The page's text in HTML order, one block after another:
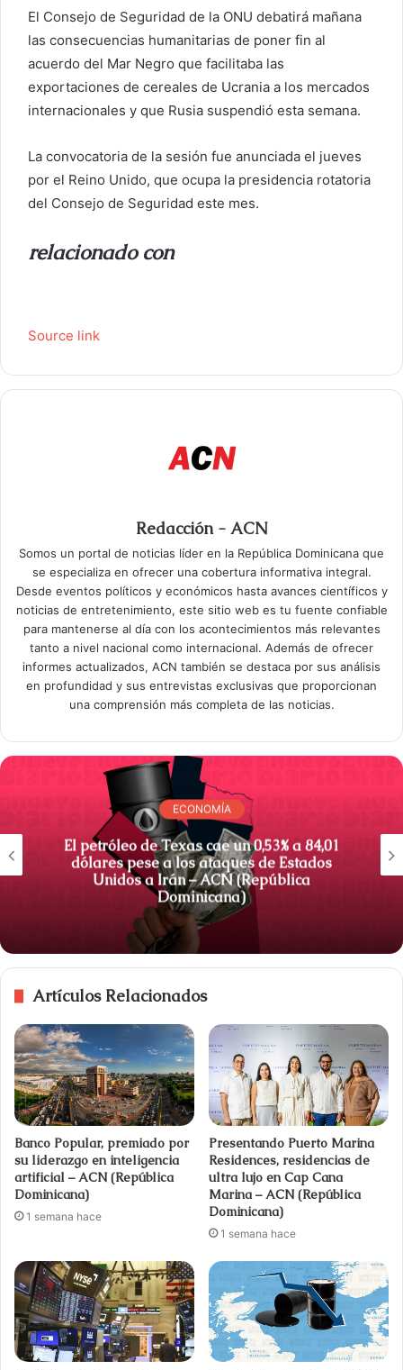
El Consejo de Seguridad de la ONU debatirá mañana
las consecuencias humanitarias de poner fin al
acuerdo del Mar Negro que facilitaba las
exportaciones de cereales de Ucrania a los mercados
internacionales y que Rusia suspendió esta semana.
La convocatoria de la sesión fue anunciada el jueves
por el Reino Unido, que ocupa la presidencia rotatoria
del Consejo de Seguridad este mes.
relacionado con
Source link
Redacción - ACN
Somos un portal de noticias líder en la República Dominicana que
se especializa en ofrecer una cobertura informativa integral.
Desde eventos políticos y económicos hasta avances científicos y
noticias de entretenimiento, este sitio web es tu fuente confiable
para mantenerse al día con los acontecimientos más relevantes
tanto a nivel nacional como internacional. Además de ofrecer
informes actualizados, ACN también se destaca por sus análisis
en profundidad y sus entrevistas exclusivas que proporcionan
una comprensión más completa de las noticias.
ECONOMÍA
El petróleo de Texas cae un 0,53% a 84,01
dólares pese a los ataques de Estados
Unidos a Irán – ACN (República
Dominicana)
Artículos Relacionados
Banco Popular, premiado por
su liderazgo en inteligencia
artificial – ACN (República
Dominicana)
1 semana hace
Presentando Puerto Marina
Residences, residencias de
ultra lujo en Cap Cana
Marina – ACN (República
Dominicana)
1 semana hace